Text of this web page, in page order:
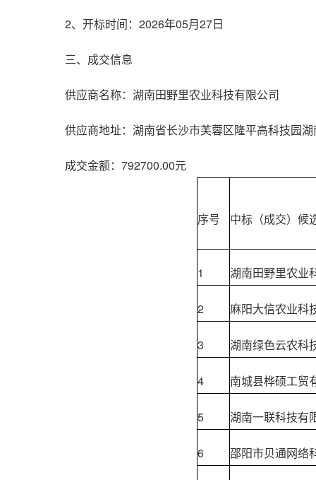
2、开标时间：2026年05月27日
三、成交信息
供应商名称：湖南田野里农业科技有限公司
供应商地址：湖南省长沙市芙蓉区隆平高科技园
成交金额：792700.00元
序号 中标（成交）候
1 湖南田野里农业
2 麻阳大信农业科
3 湖南绿色云农科
4 南城县桦硕工贸
5 湖南一联科技有
6 邵阳市贝通网络